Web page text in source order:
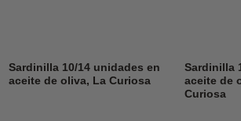
Sardinilla 10/14 unidades en
aceite de oliva, La Curiosa
Sardinilla
aceite de
Curiosa